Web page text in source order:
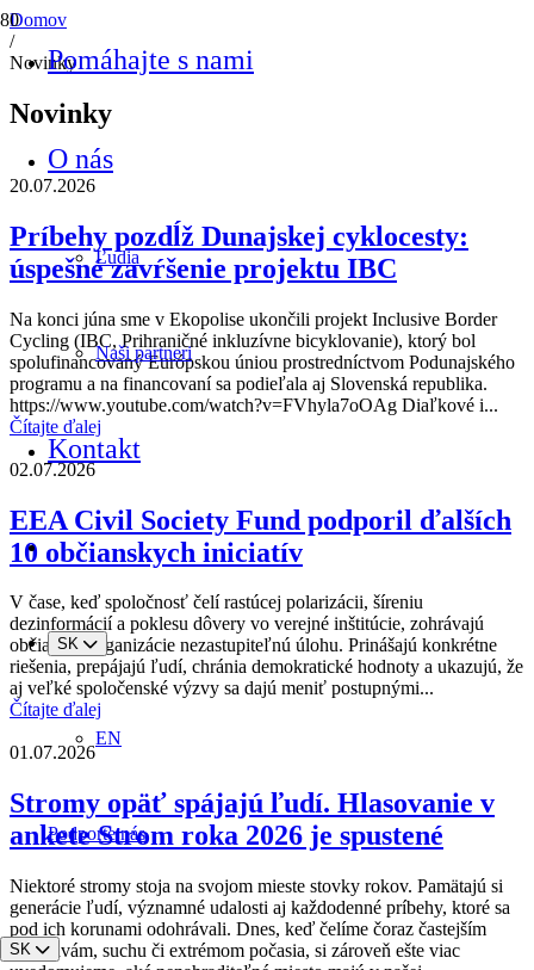
Pomáhajte s nami
O nás
Ľudia
Naši partneri
Kontakt
SK
EN
Podporte nás
SK
Domov
/
Novinky
Novinky
20.07.2026
Príbehy pozdĺž Dunajskej cyklocesty:
úspešné zavŕšenie projektu IBC
Na konci júna sme v Ekopolise ukončili projekt Inclusive Border
Cycling (IBC, Prihraničné inkluzívne bicyklovanie), ktorý bol
spolufinancovaný Európskou úniou prostredníctvom Podunajského
programu a na financovaní sa podieľala aj Slovenská republika.
https://www.youtube.com/watch?v=FVhyla7oOAg Diaľkové i...
Čítajte ďalej
02.07.2026
EEA Civil Society Fund podporil ďalších
10 občianskych iniciatív
V čase, keď spoločnosť čelí rastúcej polarizácii, šíreniu
dezinformácií a poklesu dôvery vo verejné inštitúcie, zohrávajú
občianske organizácie nezastupiteľnú úlohu. Prinášajú konkrétne
riešenia, prepájajú ľudí, chránia demokratické hodnoty a ukazujú, že
aj veľké spoločenské výzvy sa dajú meniť postupnými...
Čítajte ďalej
01.07.2026
Stromy opäť spájajú ľudí. Hlasovanie v
ankete Strom roka 2026 je spustené
Niektoré stromy stoja na svojom mieste stovky rokov. Pamätajú si
generácie ľudí, významné udalosti aj každodenné príbehy, ktoré sa
pod ich korunami odohrávali. Dnes, keď čelíme čoraz častejším
horúčavám, suchu či extrémom počasia, si zároveň ešte viac